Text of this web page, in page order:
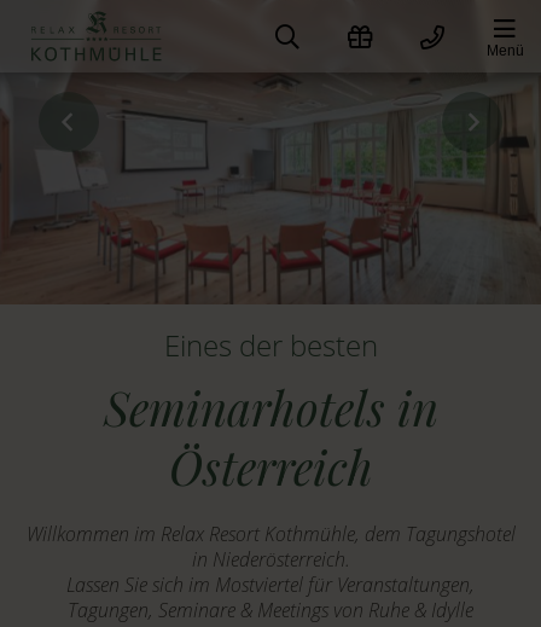
Inhalt
springen
Menü
Eines der besten
Seminarhotels in
Österreich
Willkommen im Relax Resort Kothmühle, dem Tagungshotel
in Niederösterreich.
Lassen Sie sich im Mostviertel für Veranstaltungen,
Tagungen, Seminare & Meetings von Ruhe & Idylle